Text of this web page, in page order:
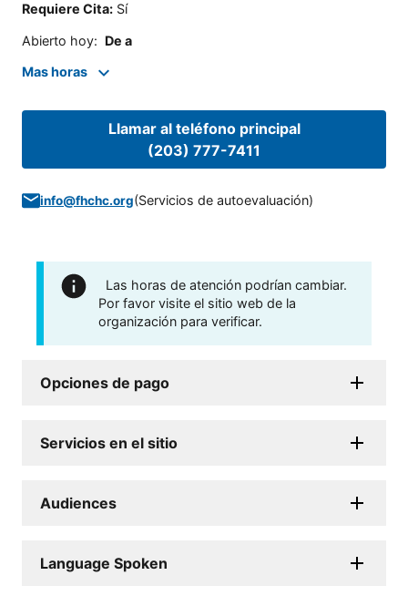
Requiere Cita: Sí
Abierto hoy: De a
Mas horas
Llamar al teléfono principal
(203) 777-7411
info@fhchc.org(Servicios de autoevaluación)
Las horas de atención podrían cambiar.
Por favor visite el sitio web de la
organización para verificar.
Opciones de pago
Servicios en el sitio
Audiences
Language Spoken